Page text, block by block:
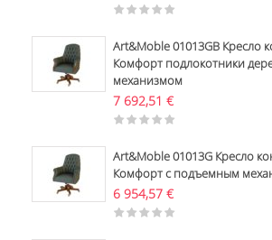
Art&Moble 01013GB Кресло
Комфорт подлокотники
механизмом
7 692,51 €
Art&Moble 01013G Кресло
Комфорт с подъемным
6 954,57 €